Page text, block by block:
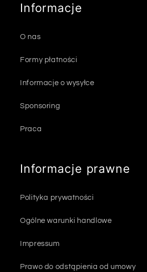
Informacje
O nas
Formy płatności
Informacje o wysyłce
Sponsoring
Praca
Informacje prawne
Polityka prywatności
Ogólne warunki handlowe
Impressum
Prawo do odstąpienia od umowy